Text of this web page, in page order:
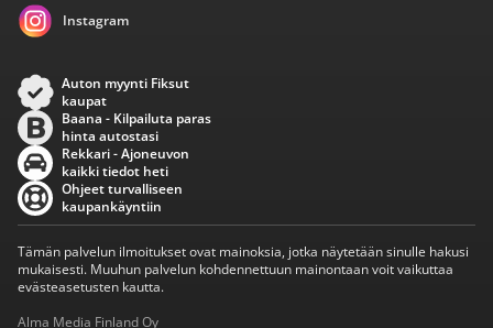
Instagram
Auton myynti Fiksut
kaupat
Baana - Kilpailuta paras
hinta autostasi
Rekkari - Ajoneuvon
kaikki tiedot heti
Ohjeet turvalliseen
kaupankäyntiin
Tämän palvelun ilmoitukset ovat mainoksia, jotka näytetään sinulle hakusi
mukaisesti. Muuhun palvelun kohdennettuun mainontaan voit vaikuttaa
evästeasetusten kautta.
Alma Media Finland Oy